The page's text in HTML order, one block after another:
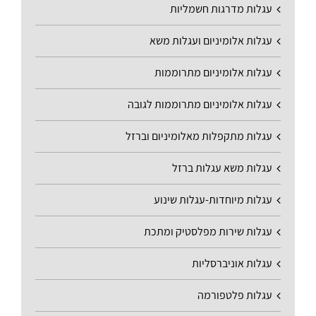
עגלות מדרגות חשמליות
עגלות אלומיניום ועגלות משא
עגלות אלומיניום מתרוממות
עגלות אלומיניום מתרוממות לגובה
עגלות מתקפלות מאלומיניום וברזל
עגלות משא עגלות ברזל
עגלות מיוחדות-עגלות שינוע
עגלות שירות מפלסטיק ומתכת
עגלות אוניברסליות
עגלות פלטפורמה